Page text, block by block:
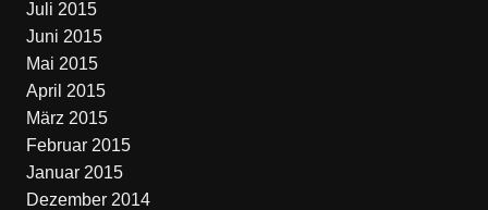
Juli 2015
Juni 2015
Mai 2015
April 2015
März 2015
Februar 2015
Januar 2015
Dezember 2014